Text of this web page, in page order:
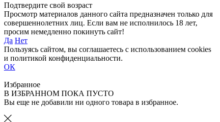
Подтвердите свой возраст
Просмотр материалов данного сайта предназначен только для
совершеннолетних лиц. Если вам не исполнилось 18 лет,
просим немедленно покинуть сайт!
Да Нет
Пользуясь сайтом, вы соглашаетесь с использованием cookies
и политикой конфиденциальности.
ОК
Избранное
В ИЗБРАННОМ ПОКА ПУСТО
Вы еще не добавили ни одного товара в избранное.